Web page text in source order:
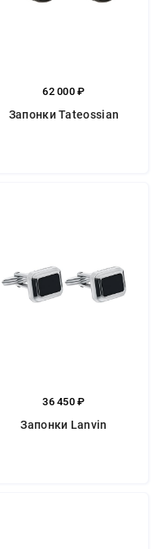
62 000 ₽
Запонки Tateossian
36 450 ₽
Запонки Lanvin